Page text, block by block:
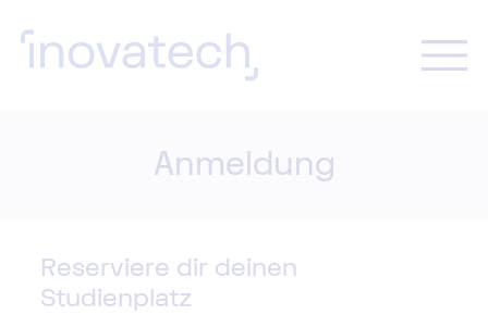
Anmeldung
Reserviere dir deinen
Studienplatz